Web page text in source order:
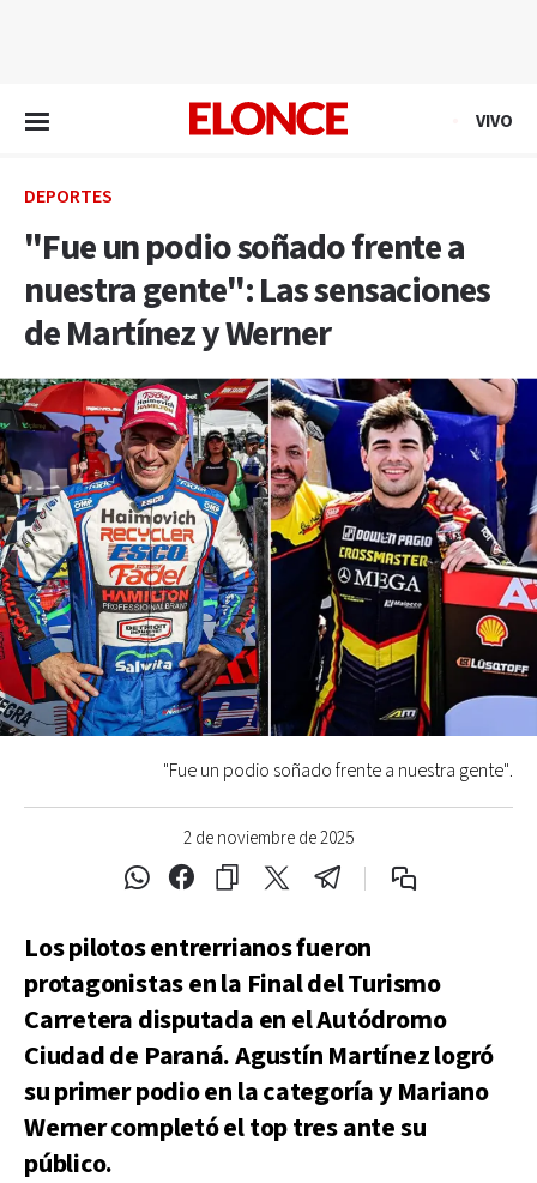
VIVO
DEPORTES
"Fue un podio soñado frente a
nuestra gente": Las sensaciones
de Martínez y Werner
2 de noviembre de 2025
"Fue un podio soñado frente a nuestra gente".
Los pilotos entrerrianos fueron
protagonistas en la Final del Turismo
Carretera disputada en el Autódromo
Ciudad de Paraná. Agustín Martínez logró
su primer podio en la categoría y Mariano
Werner completó el top tres ante su
público.